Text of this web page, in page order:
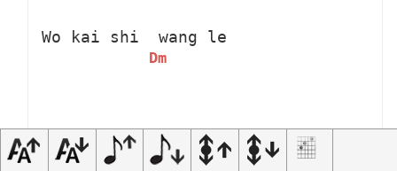
Wo kai shi
Dm
wang le